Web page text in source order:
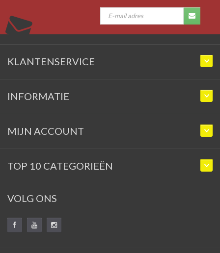
KLANTENSERVICE
INFORMATIE
MIJN ACCOUNT
TOP 10 CATEGORIEËN
VOLG ONS